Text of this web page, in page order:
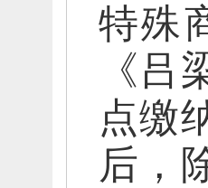
特殊
《
点缴
后，